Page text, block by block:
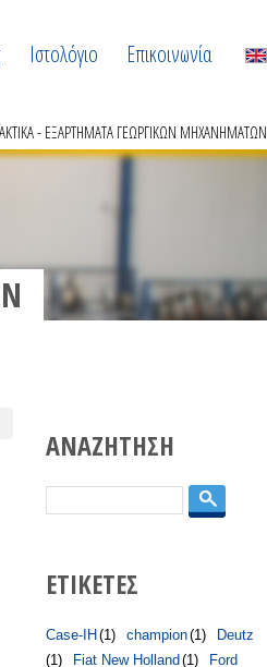
Ιστολόγιο Επικοινωνία
- ΕΞΑΡΤΗΜΑΤΑ ΓΕΩΡΓΙΚΩΝ ΜΗΧΑΝΗΜΑΤΩΝ
ΑΝΑΖΗΤΗΣΗ
ΕΤΙΚΕΤΕΣ
Case-IH (1) champion(1)
Deutz
(1)
Fiat New Holland (1)
Ford